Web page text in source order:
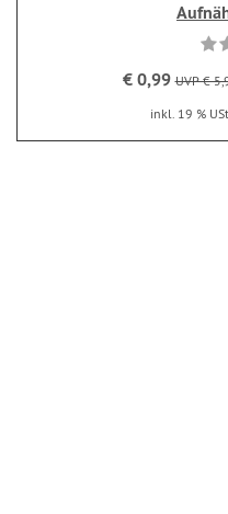
€ 0,99 UVP €
inkl. 19 % USt